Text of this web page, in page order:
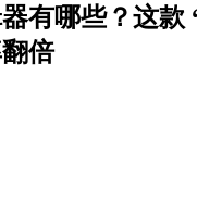
有哪些？这款
倍